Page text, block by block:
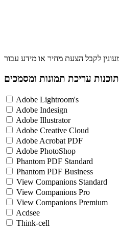
תוכנות עריכת תמונות ומסמכים
Adobe Lightroom's
Adobe Indesign
Adobe Illustrator
Adobe Creative Cloud
Adobe Acrobat PDF
Adobe PhotoShop
Phantom PDF Standard
Phantom PDF Business
View Companions Standard
View Companions Pro
View Companions Premium
Acdsee
Think-cell